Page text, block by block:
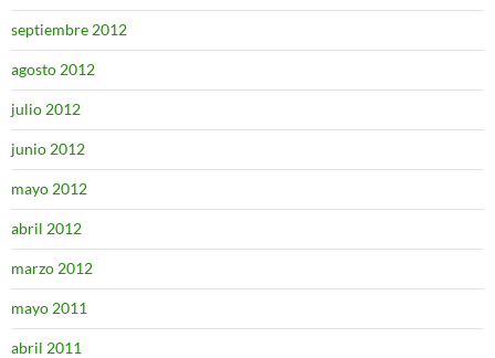
septiembre 2012
agosto 2012
julio 2012
junio 2012
mayo 2012
abril 2012
marzo 2012
mayo 2011
abril 2011